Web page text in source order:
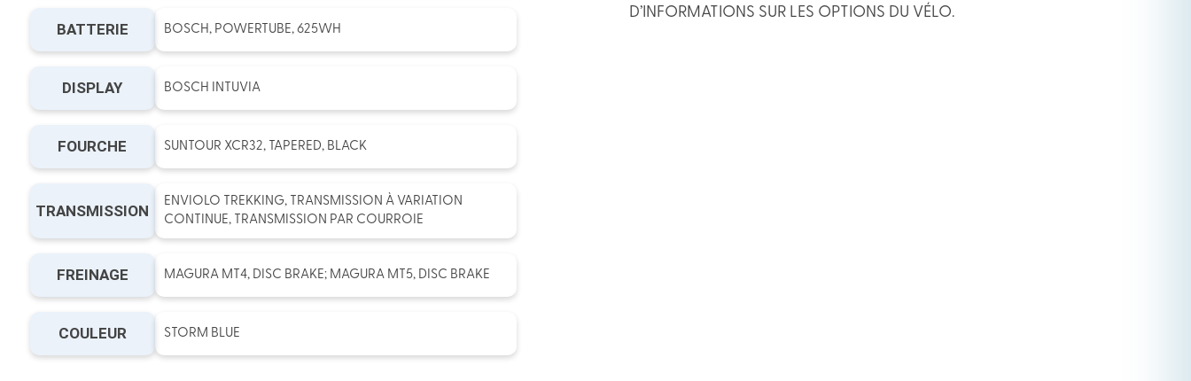
BATTERIE BOSCH, POWERTUBE, 625WH
DISPLAY BOSCH INTUVIA
FOURCHE SUNTOUR XCR32, TAPERED, BLACK
TRANSMISSION
ENVIOLO TREKKING, TRANSMISSION À VARIATION
CONTINUE, TRANSMISSION PAR COURROIE
FREINAGE MAGURA MT4, DISC BRAKE; MAGURA MT5, DISC BRAKE
COULEUR STORM BLUE
D’INFORMATIONS SUR LES OPTIONS DU VÉLO.